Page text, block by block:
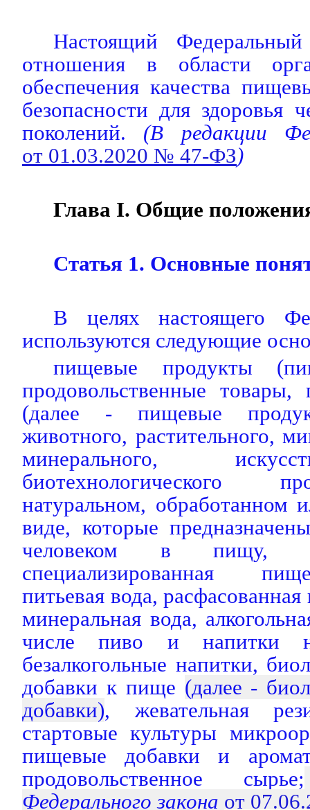
Настоящий Федеральный
отношения в области
обеспечения качества
безопасности для здоровья
поколений. (В редакции
от 01.03.2020 № 47-ФЗ)
Глава I. Общие
Статья 1. Основные
В целях настоящего
используются следующие
пищевые продукты
продовольственные товары,
(далее - пищевые
животного, растительного,
минерального,
биотехнологического
натуральном, обработанном
виде, которые
человеком в
специализированная
питьевая вода,
минеральная вода,
числе пиво и напитки
безалкогольные напитки,
добавки к пище (далее -
добавки), жевательная
стартовые культуры
пищевые добавки и
продовольственное сырье;
Федерального закона от